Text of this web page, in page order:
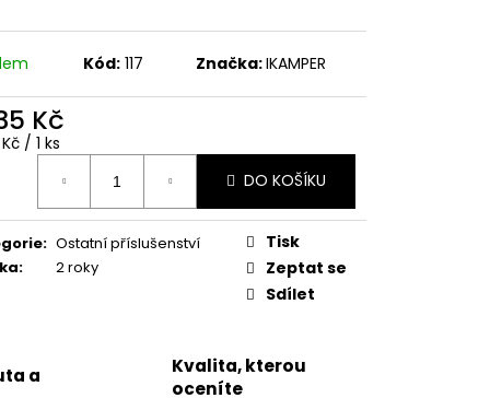
Kód: 117 Značka:IKAMPER
Kč
/ 1 ks
DO KOŠÍKU
: Ostatní příslušenství
: 2 roky
Tisk
Zeptat se
Sdílet
a
Kvalita, kterou
oceníte